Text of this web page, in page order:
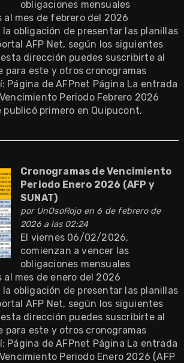
obligaciones mensuales
al mes de febrero del 2026
obligación de presentar las planillas
AFP Net, según los siguientes
dirección puedes suscribirte al
para este y otros cronogramas
Página de AFPnet Página La entrada
Periodo Febrero 2026
publicó primero en Quipucont.
Cronogramas de Vencimiento
Periodo Enero 2026 (AFP y
SUNAT)
por UnOsoRojoen 6 de febrero de
2026 a las 02:24
El viernes 06/02/2026,
comienzan a vencer las
obligaciones mensuales
mes de enero del 2026
obligación de presentar las planillas
AFP Net, según los siguientes
dirección puedes suscribirte al
para este y otros cronogramas
Página de AFPnet Página La entrada
Periodo Enero 2026 (AFP